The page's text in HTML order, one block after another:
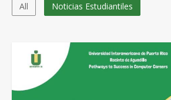
All Noticias Estudiantiles